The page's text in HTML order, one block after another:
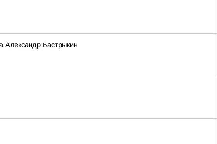
Александр Бастрыкин